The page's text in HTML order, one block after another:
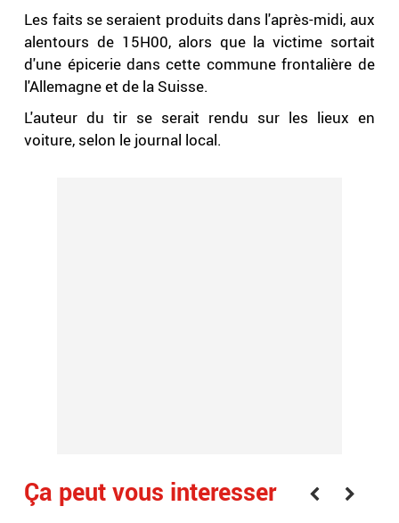
Les faits se seraient produits dans l'après-midi, aux
alentours de 15H00, alors que la victime sortait
d'une épicerie dans cette commune frontalière de
l'Allemagne et de la Suisse.
L'auteur du tir se serait rendu sur les lieux en
voiture, selon le journal local.
Ça peut vous interesser